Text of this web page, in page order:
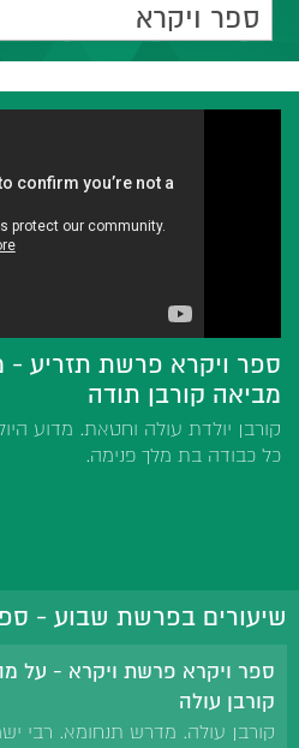
ספר ויקרא
ספר ויקרא פרשת תזריע -
מביאה קורבן תודה
קורבן יולדת עולה וחטאת. מדוע
כל כבודה בת מלך פנימה.
שיעורים בפרשת שבוע -
ספר ויקרא פרשת ויקרא - על
קורבן עולה
קורבן עולה. מדרש תנחומא. רבי